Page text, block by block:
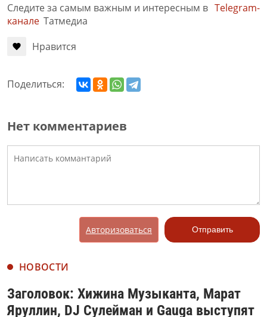
Следите за самым важным и интересным в Telegram-
канале Татмедиа
Нравится
Поделиться:
Нет комментариев
Авторизоваться Отправить
НОВОСТИ
Заголовок: Хижина Музыканта, Марат
Яруллин, DJ Сулейман и Gauga выступят